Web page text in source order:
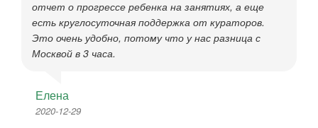
отчет о прогрессе ребенка на занятиях, а еще
есть круглосуточная поддержка от кураторов.
Это очень удобно, потому что у нас разница с
Москвой в 3 часа.
Елена
2020-12-29